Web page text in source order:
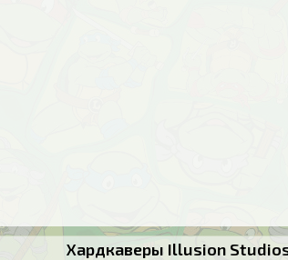
Хардкаверы Illusion